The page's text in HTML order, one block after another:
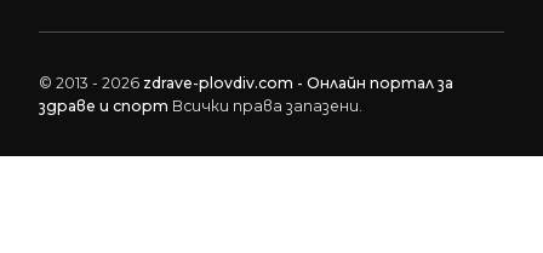
© 2013 - 2026 zdrave-plovdiv.com - Онлайн портал за
здраве и спорт Всички права запазени.